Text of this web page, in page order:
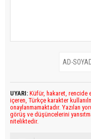
UYARI: Küfür, hakaret, rencide
içeren, Türkçe karakter
onaylanmamaktadır. Yazılan
görüş ve düşüncelerini
niteliktedir.